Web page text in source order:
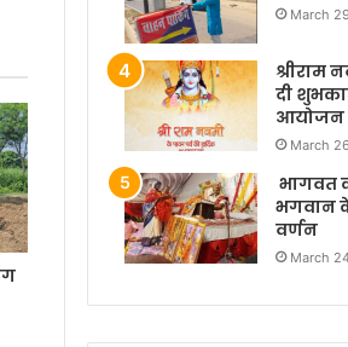
March
श्रीराम
दी
आयोजन
March
भागवत
भगवान
वर्णन
March